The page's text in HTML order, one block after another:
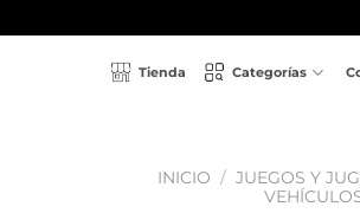
Tienda Categorías
INICIO / JUEGOS Y